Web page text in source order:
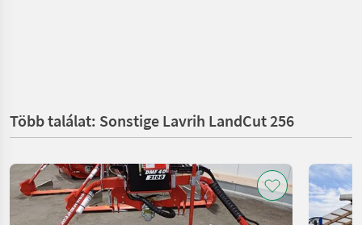
Több találat: Sonstige Lavrih LandCut 256